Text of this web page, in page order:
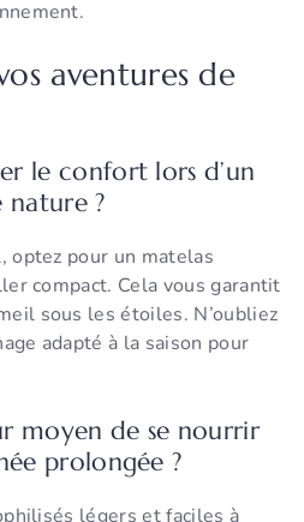
aventures de
le confort lors d’un
nature ?
optez pour un matelas
compact. Cela vous garantit
sous les étoiles. N’oubliez
adapté à la saison pour
moyen de se nourrir
prolongée ?
légers et faciles à